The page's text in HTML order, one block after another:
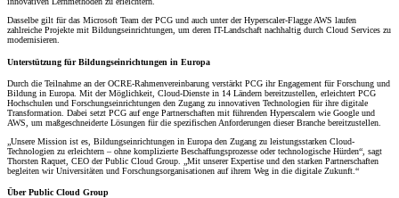
Dasselbe gilt für das Microsoft Team der PCG und auch unter der Hyperscaler-Flagge AWS laufen
zahlreiche Projekte mit Bildungseinrichtungen, um deren IT-Landschaft nachhaltig durch Cloud Services zu
modernisieren.
Unterstützung für Bildungseinrichtungen in Europa
Durch die Teilnahme an der OCRE-Rahmenvereinbarung verstärkt PCG ihr Engagement für Forschung und
Bildung in Europa. Mit der Möglichkeit, Cloud-Dienste in 14 Ländern bereitzustellen, erleichtert PCG
Hochschulen und Forschungseinrichtungen den Zugang zu innovativen Technologien für ihre digitale
Transformation. Dabei setzt PCG auf enge Partnerschaften mit führenden Hyperscalern wie Google und
AWS, um maßgeschneiderte Lösungen für die spezifischen Anforderungen dieser Branche bereitzustellen.
„Unsere Mission ist es, Bildungseinrichtungen in Europa den Zugang zu leistungsstarken Cloud-
Technologien zu erleichtern – ohne komplizierte Beschaffungsprozesse oder technologische Hürden“, sagt
Thorsten Raquet, CEO der Public Cloud Group. „Mit unserer Expertise und den starken Partnerschaften
begleiten wir Universitäten und Forschungsorganisationen auf ihrem Weg in die digitale Zukunft.“
Über Public Cloud Group